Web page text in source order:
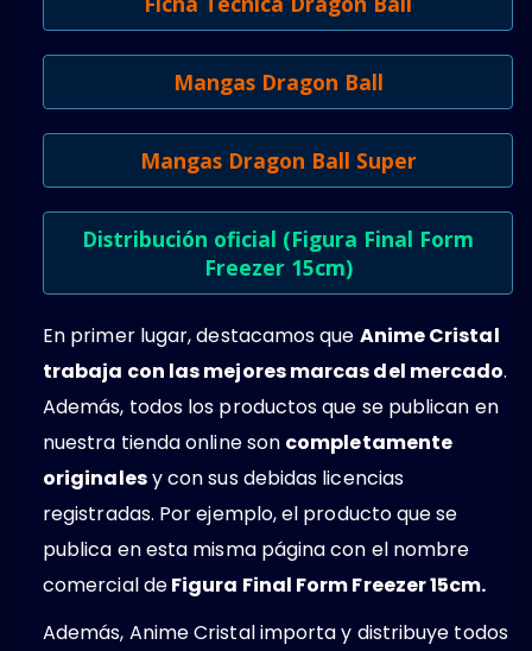
Mangas Dragon Ball
Mangas Dragon Ball Super
Distribución oficial (Figura Final Form
Freezer 15cm)
En primer lugar, destacamos que Anime Cristal
trabaja con las mejores marcas del mercado.
Además, todos los productos que se publican en
nuestra tienda online son completamente
originalesy con sus debidas licencias
registradas. Por ejemplo, el producto que se
publica en esta misma página con el nombre
comercial deFigura Final Form Freezer 15cm.
Además, Anime Cristal importa y distribuye todos